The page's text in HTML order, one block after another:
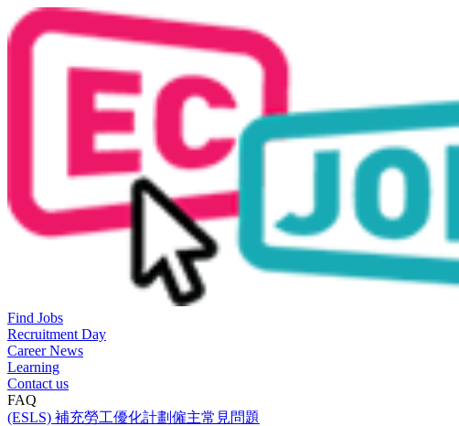
Find Jobs
Recruitment Day
Career News
Learning
Contact us
FAQ
(ESLS) 補充勞工優化計劃僱主常見問題